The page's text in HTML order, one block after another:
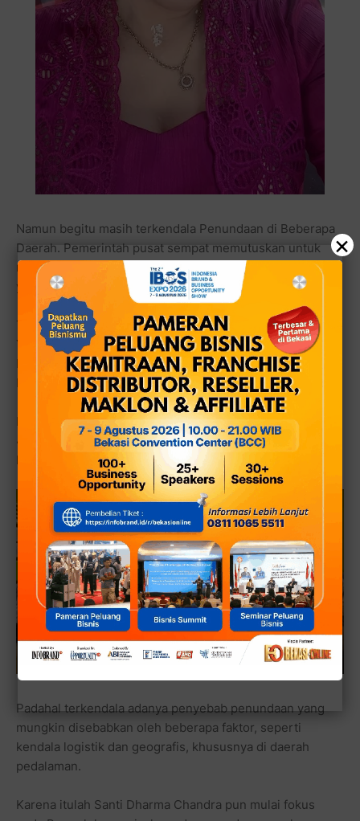
Namun begitu masih terkendala Penundaan di Beberapa
Daerah. Pemerintah pusat sempat memutuskan untuk
menunda peluncuran program MBG di Papua Selatan,
yang awalnya direncanakan secara serentak.
Terkait hal tersebut, adalah Santi Dharma Chandra
YouTuber janda cantik sekaligus Duta Sahabat Polisi
Indonesia dari Provinsi Bali ini justru akhirnya bisa
berbagi MBT di SMP N 1 Passue, Papua Selatan.
Pasalnya kegiatan rutin yang dilakukan Santi ini sudah ke
4 kali karena di Papua masih banyak anak anak yang
kekurangan makanan khusus nya di pedalaman.
Padahal terkendala adanya penyebab penundaan yang
mungkin disebabkan oleh beberapa faktor, seperti
kendala logistik dan geografis, khususnya di daerah
pedalaman.
Karena itulah Santi Dharma Chandra pun mulai fokus
×